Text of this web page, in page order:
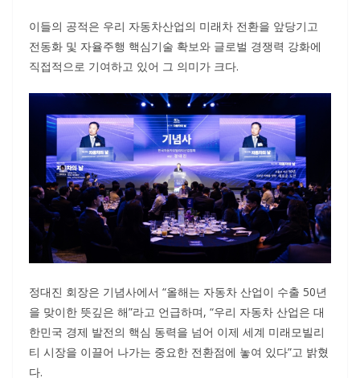
이들의 공적은 우리 자동차산업의 미래차 전환을 앞당기고
전동화 및 자율주행 핵심기술 확보와 글로벌 경쟁력 강화에
직접적으로 기여하고 있어 그 의미가 크다.
정대진 회장은 기념사에서 “올해는 자동차 산업이 수출 50년
을 맞이한 뜻깊은 해”라고 언급하며, “우리 자동차 산업은 대
한민국 경제 발전의 핵심 동력을 넘어 이제 세계 미래모빌리
티 시장을 이끌어 나가는 중요한 전환점에 놓여 있다”고 밝혔
다.